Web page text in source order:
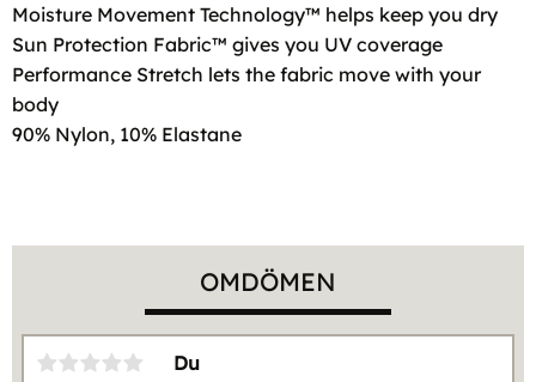
Moisture Movement Technology™ helps keep you dry
Sun Protection Fabric™ gives you UV coverage
Performance Stretch lets the fabric move with your
body
90% Nylon, 10% Elastane
OMDÖMEN
Du